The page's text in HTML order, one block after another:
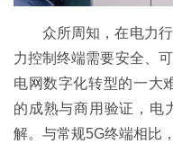
众所周知，在电力
力控制终端需要安全、
电网数字化转型的一大
的成熟与商用验证，电
解。与常规5G终端相比